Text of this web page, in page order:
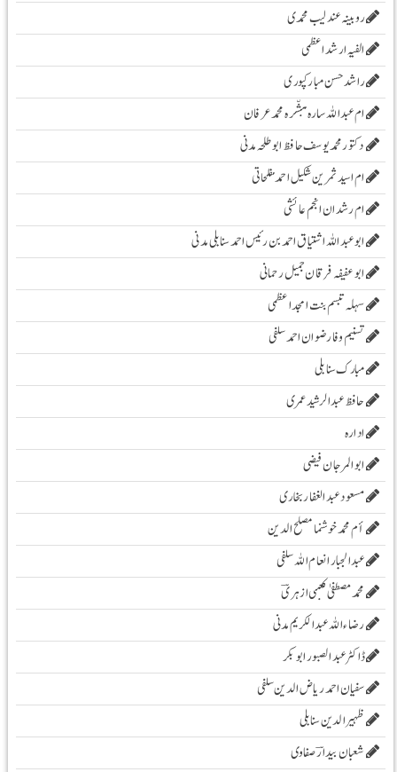
روبینہ عندلیب محمدی
الفیہ ارشد اعظمی
راشد حسن مبارکپوری
ام عبداللہ سارہ مبشّرہ محمد عرفان
دکتور محمد یوسف حافظ ابو طلحہ مدنی
ام اسید ثمرین شکیل احمد مفلحاتی
ام رشدان انجم عائشی
ابو عبد اللہ اشتیاق احمد بن رئیس احمد سنابلی مدنی
ابو عفیفہ فرقان جمیل رحمانی
سہلہ تبسم بنت امجد اعظمی
تسنیم وفا رضوان احمد سلفی
مبارک سنابلی
حافظ عبدالرشید عمری
ادارہ
ابوالمرجان فیضی
مسعود عبد الغفار بخاری
أم محمد خوشنما مصلح الدین
عبدالجبار انعام اللہ سلفی
محمد مصطفیٰ کعبی ازہریؔ
رضاء اللہ عبد الکریم مدنی
ڈاکٹر عبد الصبور ابو بکر
سفیان احمد ریاض الدین سلفی
ظہیرالدین سنابلی
شعبان بیدارؔ صفاوی